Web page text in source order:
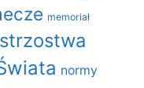
memoriał
normy